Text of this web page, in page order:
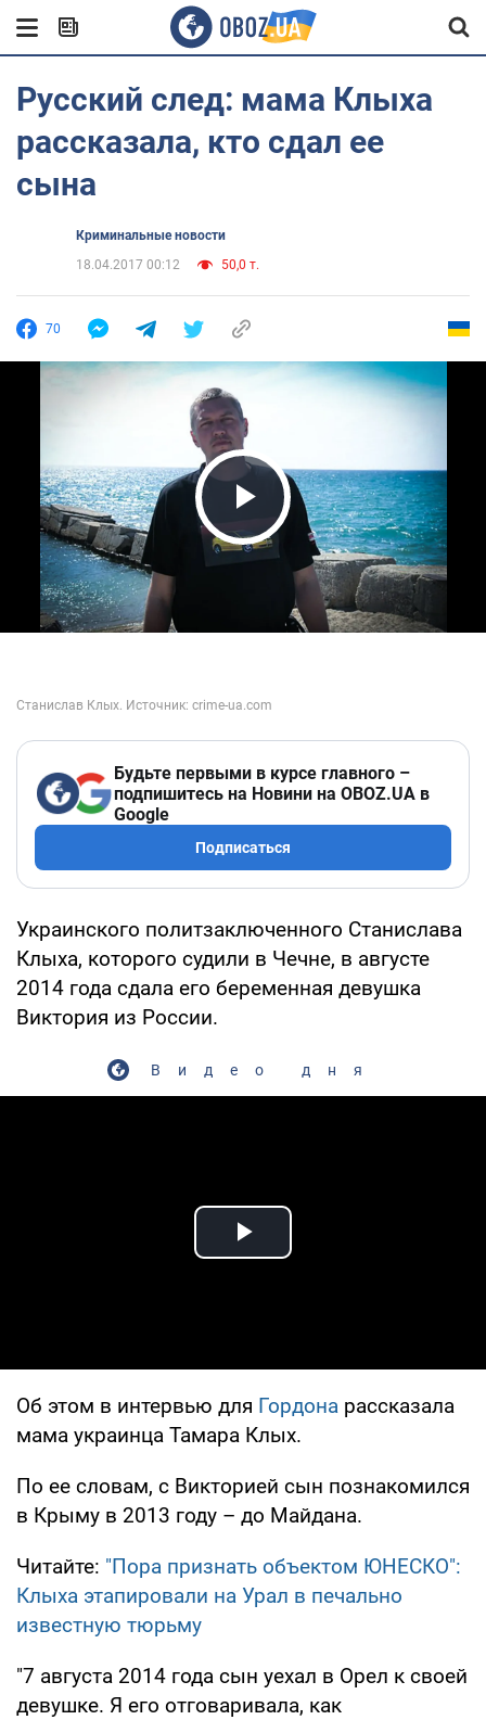
Русский след: мама Клыха
рассказала, кто сдал ее
сына
Криминальные новости
18.04.2017 00:12
50,0 т.
70
Play Video
Будьте первыми в курсе главного –
подпишитесь на Новини на OBOZ.UA в
Google
Подписаться
Украинского политзаключенного Станислава
Клыха, которого судили в Чечне, в августе
2014 года сдала его беременная девушка
Виктория из России.
Видео дня
Play Video
Об этом в интервью для Гордона рассказала
мама украинца Тамара Клых.
По ее словам, с Викторией сын познакомился
в Крыму в 2013 году – до Майдана.
Читайте: "Пора признать объектом ЮНЕСКО":
Клыха этапировали на Урал в печально
известную тюрьму
"7 августа 2014 года сын уехал в Орел к своей
девушке. Я его отговаривала, как